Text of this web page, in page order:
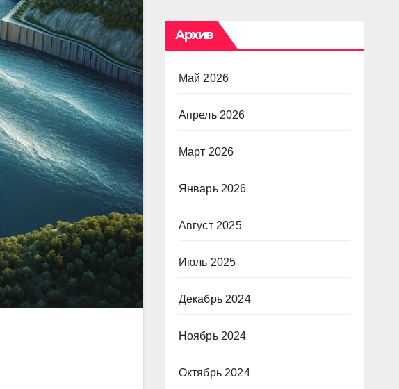
Архив
Май 2026
Апрель 2026
Март 2026
Январь 2026
Август 2025
Июль 2025
Декабрь 2024
Ноябрь 2024
Октябрь 2024